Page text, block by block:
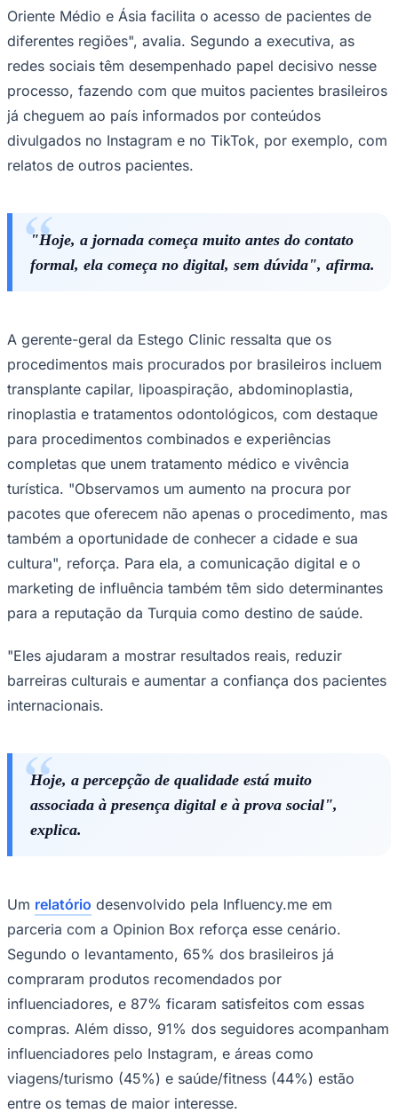
Corinthians
Palmeiras
São Paulo
Oriente Médio e Ásia facilita o acesso de pacientes de
diferentes regiões", avalia. Segundo a executiva, as
redes sociais têm desempenhado papel decisivo nesse
processo, fazendo com que muitos pacientes brasileiros
já cheguem ao país informados por conteúdos
divulgados no Instagram e no TikTok, por exemplo, com
relatos de outros pacientes.
"Hoje, a jornada começa muito antes do contato
formal, ela começa no digital, sem dúvida", afirma.
A gerente-geral da Estego Clinic ressalta que os
procedimentos mais procurados por brasileiros incluem
transplante capilar, lipoaspiração, abdominoplastia,
rinoplastia e tratamentos odontológicos, com destaque
para procedimentos combinados e experiências
completas que unem tratamento médico e vivência
turística. "Observamos um aumento na procura por
pacotes que oferecem não apenas o procedimento, mas
também a oportunidade de conhecer a cidade e sua
cultura", reforça. Para ela, a comunicação digital e o
marketing de influência também têm sido determinantes
para a reputação da Turquia como destino de saúde.
"Eles ajudaram a mostrar resultados reais, reduzir
barreiras culturais e aumentar a confiança dos pacientes
internacionais.
Hoje, a percepção de qualidade está muito
associada à presença digital e à prova social",
explica.
Um relatório desenvolvido pela Influency.me em
parceria com a Opinion Box reforça esse cenário.
Segundo o levantamento, 65% dos brasileiros já
compraram produtos recomendados por
influenciadores, e 87% ficaram satisfeitos com essas
compras. Além disso, 91% dos seguidores acompanham
influenciadores pelo Instagram, e áreas como
viagens/turismo (45%) e saúde/fitness (44%) estão
entre os temas de maior interesse.